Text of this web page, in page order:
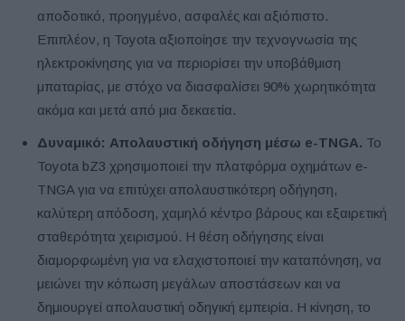
αποδοτικό, προηγμένο, ασφαλές και αξιόπιστο.
Επιπλέον, η Toyota αξιοποίησε την τεχνογνωσία της
ηλεκτροκίνησης για να περιορίσει την υποβάθμιση
μπαταρίας, με στόχο να διασφαλίσει 90% χωρητικότητα
ακόμα και μετά από μια δεκαετία.
Δυναμικό: Απολαυστική οδήγηση μέσω e-TNGA. Το
Toyota bZ3 χρησιμοποιεί την πλατφόρμα οχημάτων e-
TNGA για να επιτύχει απολαυστικότερη οδήγηση,
καλύτερη απόδοση, χαμηλό κέντρο βάρους και εξαιρετική
σταθερότητα χειρισμού. Η θέση οδήγησης είναι
διαμορφωμένη για να ελαχιστοποιεί την καταπόνηση, να
μειώνει την κόπωση μεγάλων αποστάσεων και να
δημιουργεί απολαυστική οδηγική εμπειρία. Η κίνηση, το